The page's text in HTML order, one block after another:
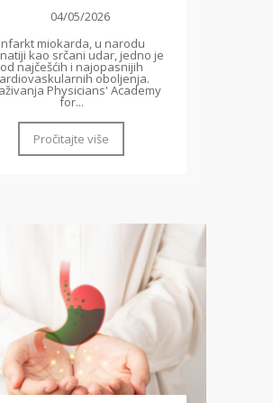
04/05/2026
Infarkt miokarda, u narodu
kao srčani udar, jedno je
od najčešćih i najopasnijih
oboljenja.
Physicians' Academy
for...
Pročitajte više